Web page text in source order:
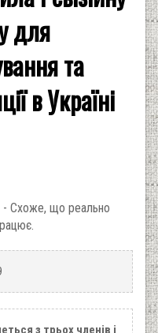
для
та
в Україні
- Схоже, що реально
з трьох членів і